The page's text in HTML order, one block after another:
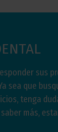
sus
sea que
tenga
más,